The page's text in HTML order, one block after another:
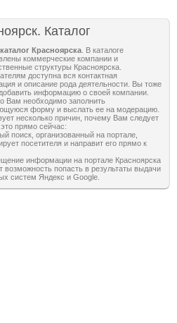
Каталог
Красноярска . В каталоге
коммерческие компании и
структуры Красноярска.
доступна вся контактная
и описание рода деятельности. Вы тоже
информацию о своей компании.
Вам необходимо заполнить
форму и выслать ее на модерацию.
несколько причин, почему Вам следует
прямо сейчас:
поиск, организованный на портале,
посетителя и направит его прямо к
информации на портале Красноярска
возможность попасть в результаты выдачи
систем Яндекс и Google.